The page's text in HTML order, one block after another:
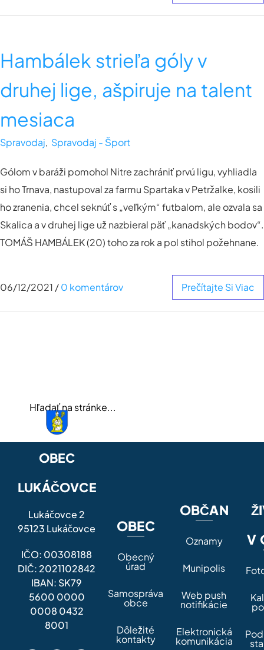
Hambálek strieľa góly v
druhej lige, ašpiruje na talent
mesiaca
Spravodaj, Spravodaj - Šport
Gólom v baráži pomohol Nitre zachrániť prvú ligu, vyhliadla
si ho Trnava, nastupoval za farmu Spartaka v Petržalke, kosili
ho zranenia, chcel seknúť s „veľkým“ futbalom, ale ozvala sa
Skalica a v druhej lige už nazbieral päť „kanadských bodov“.
TOMÁŠ HAMBÁLEK (20) toho za rok a pol stihol požehnane.
06/12/2021 /0 komentárov Prečítajte Si Viac
OBEC
LUKÁČOVCE
Lukáčovce 2
95123 Lukáčovce
IČO: 00308188
DIČ: 2021102842
IBAN: SK79
5600 0000
0008 0432
8001
OBEC
Obecný
úrad
Samospráva
obce
Dôležité
kontakty
OBČAN
Oznamy
Munipolis
Web push
notifikácie
Elektronická
komunikácia
V